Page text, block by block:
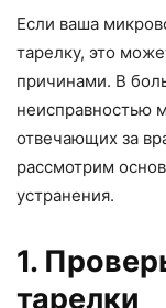
Если ваша
тарелку, это
причинами. В
неисправностью
отвечающих за
рассмотрим
устранения.
1.
тарелки